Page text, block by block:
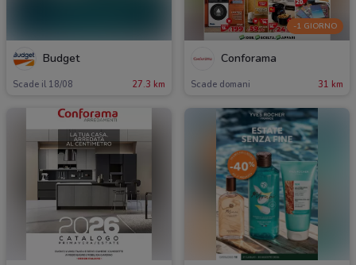
Budget
Scade il 18/08 27.3 km
-1 GIORNO
Conforama
Scade domani 31 km